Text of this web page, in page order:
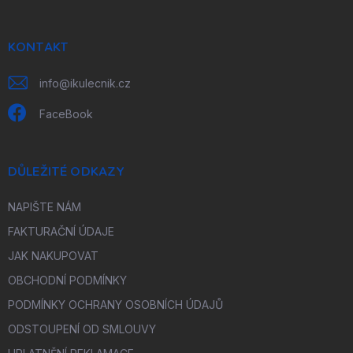
KONTAKT
info@ikulecnik.cz
FaceBook
DŮLEŽITÉ ODKAZY
NAPIŠTE NÁM
FAKTURAČNÍ ÚDAJE
JAK NAKUPOVAT
OBCHODNÍ PODMÍNKY
PODMÍNKY OCHRANY OSOBNÍCH ÚDAJŮ
ODSTOUPENÍ OD SMLOUVY